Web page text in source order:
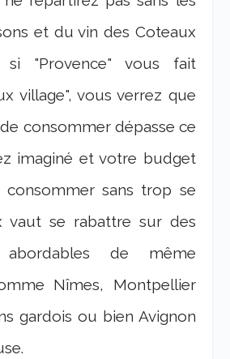
et du vin des Coteaux
si "Provence" vous fait
village", vous verrez que
consommer dépasse ce
imaginé et votre budget
consommer sans trop se
vaut se rabattre sur des
de même
Nîmes, Montpellier
gardois ou bien Avignon